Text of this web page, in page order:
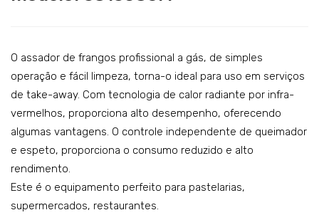
Acessórios
SERVIÇOS
DOWNLOADS
REFERÊNCIAS
CONTACTOS
ngo
s a
gás
–
ngo
s a
–
O assador de frangos profissional a gás, de simples
operação e fácil limpeza, torna-o ideal para uso em serviços
de take-away. Com tecnologia de calor radiante por infra-
vermelhos, proporciona alto desempenho, oferecendo
algumas vantagens. O controle independente de queimador
e espeto, proporciona o consumo reduzido e alto
rendimento.
Este é o equipamento perfeito para pastelarias,
supermercados, restaurantes.